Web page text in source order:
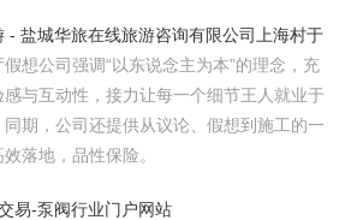
- 盐城华旅在线旅游咨询有限公司
上海村于
想公司强调“以东说念主为本”的理念，充
与互动性，接力让每一个细节王人就业于
期，公司还提供从议论、假想到施工的一
落地，品性保险。
易-泵阀行业门户网站